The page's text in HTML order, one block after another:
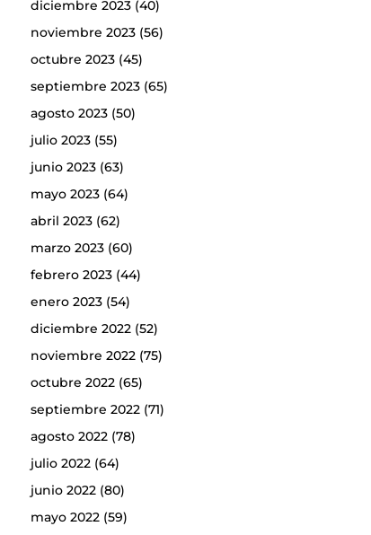
diciembre 2023(40)
noviembre 2023(56)
octubre 2023(45)
septiembre 2023(65)
agosto 2023(50)
julio 2023(55)
junio 2023(63)
mayo 2023(64)
abril 2023(62)
marzo 2023(60)
febrero 2023(44)
enero 2023(54)
diciembre 2022(52)
noviembre 2022(75)
octubre 2022(65)
septiembre 2022(71)
agosto 2022(78)
julio 2022(64)
junio 2022(80)
mayo 2022(59)